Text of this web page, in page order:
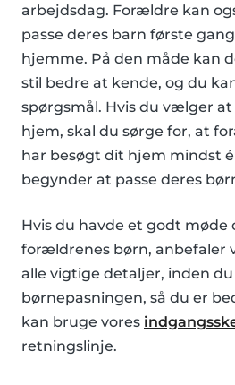
arbejdsdag. Forældre kan
passe deres barn første
hjemme. På den måde kan
stil bedre at kende, og du
spørgsmål. Hvis du vælger
hjem, skal du sørge for, at
har besøgt dit hjem mindst
begynder at passe deres
Hvis du havde et godt møde
forældrenes børn, anbefaler
alle vigtige detaljer, inden
børnepasningen, så du er
kan bruge vores
retningslinje.